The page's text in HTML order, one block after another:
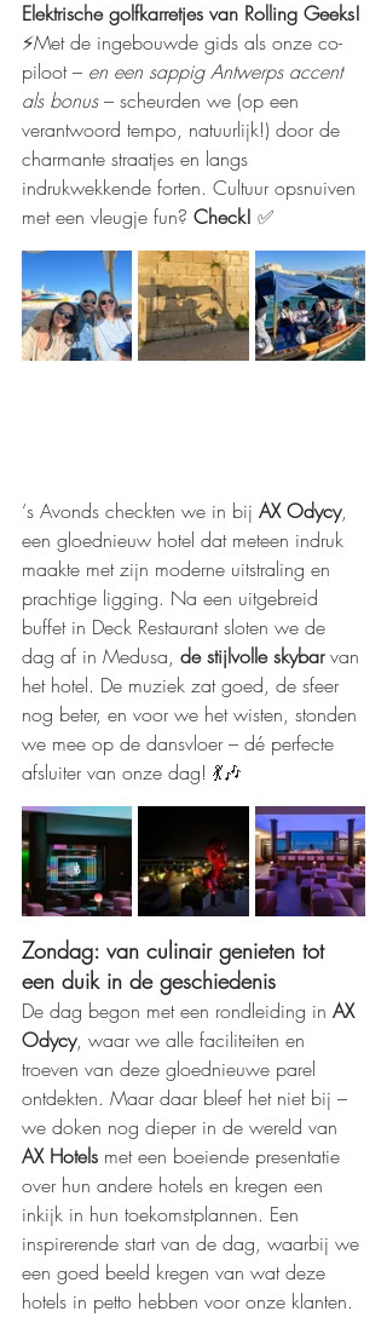
Elektrische golfkarretjes van Rolling Geeks!
⚡Met de ingebouwde gids als onze co-
piloot – en een sappig Antwerps accent
als bonus – scheurden we (op een
verantwoord tempo, natuurlijk!) door de
charmante straatjes en langs
indrukwekkende forten. Cultuur opsnuiven
met een vleugje fun? Check! ✅
‘s Avonds checkten we in bij AX Odycy,
een gloednieuw hotel dat meteen indruk
maakte met zijn moderne uitstraling en
prachtige ligging. Na een uitgebreid
buffet in Deck Restaurant sloten we de
dag af in Medusa, de stijlvolle skybar van
het hotel. De muziek zat goed, de sfeer
nog beter, en voor we het wisten, stonden
we mee op de dansvloer – dé perfecte
afsluiter van onze dag! 💃🎶
Zondag: van culinair genieten tot
een duik in de geschiedenis
De dag begon met een rondleiding in AX
Odycy, waar we alle faciliteiten en
troeven van deze gloednieuwe parel
ontdekten. Maar daar bleef het niet bij –
we doken nog dieper in de wereld van
AX Hotels met een boeiende presentatie
over hun andere hotels en kregen een
inkijk in hun toekomstplannen. Een
inspirerende start van de dag, waarbij we
een goed beeld kregen van wat deze
hotels in petto hebben voor onze klanten.